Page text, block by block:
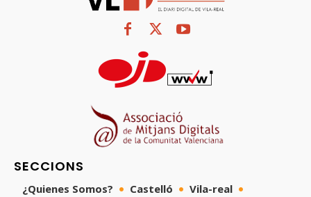
SECCIONS
¿Quienes Somos? Castelló
Vila-real